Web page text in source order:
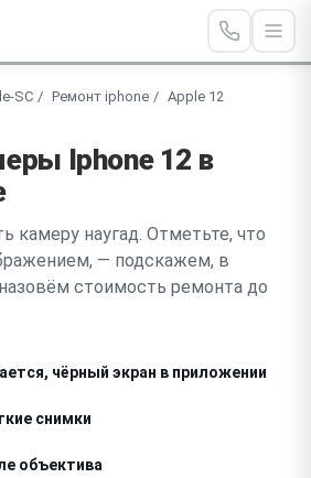
SC Ремонт iphone
Apple 12
Iphone 12 в
камеру наугад. Отметьте, что
— подскажем, в
стоимость ремонта до
чёрный экран в приложении
снимки
объектива